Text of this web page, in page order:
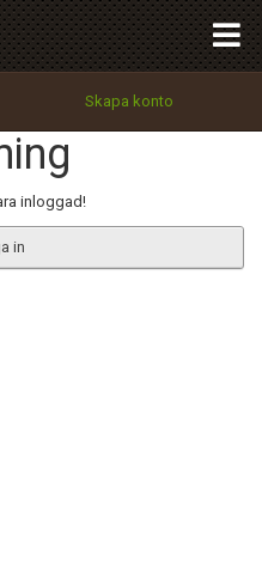
Skapa konto
inloggad!
in
Tillbaka till förstasidan